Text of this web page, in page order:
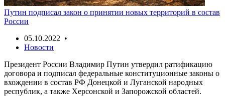
Путин подписал закон о принятии новых территорий в состав
России
05.10.2022 •
Новости
Президент России Владимир Путин утвердил ратификацию
договора и подписал федеральные конституционные законы о
вхождении в состав РФ Донецкой и Луганской народных
республик, а также Херсонской и Запорожской областей.